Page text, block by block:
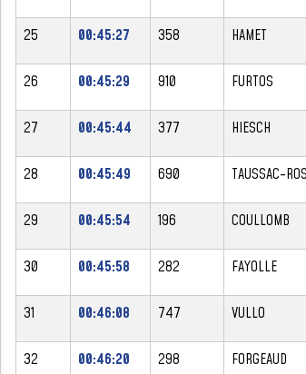
25 00:45:27 358 HAMET
26 00:45:29 910 FURTOS
27 00:45:44 377 HIESCH
28 00:45:49 690 TAUSSAC-
29 00:45:54 196 COULLOMB
30 00:45:58 282 FAYOLLE
31 00:46:08 747 VULLO
32 00:46:20 298 FORGEAUD